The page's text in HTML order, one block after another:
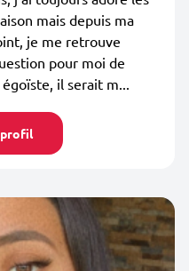
mais depuis ma
je me retrouve
pour moi de
il serait m...